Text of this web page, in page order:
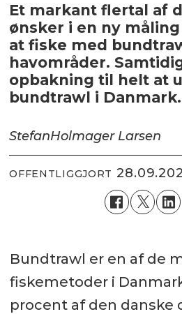
Et markant flertal af
ønsker i en ny
at fiske med
havområder.
opbakning til helt at
bundtrawl i Danmark.
StefanHolmager Larsen
OFFENTLIGGJORT
Bundtrawl er en af de
fiskemetoder i
procent af den danske